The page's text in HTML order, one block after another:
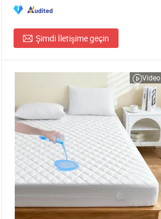
Şimdi İletişime geçin
Video